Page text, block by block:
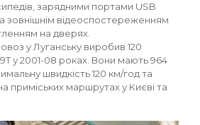
зарядними портами USB
зовнішнім відеоспостереженням
на дверях.
у Луганську виробив 120
у 2001-08 роках. Вони мають 964
швидкість 120 км/год та
приміських маршрутах у Києві та